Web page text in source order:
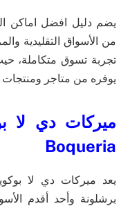
يضم دليل افضل اماكن
من الأسواق التقليدية
تجربة تسوق متكاملة،
يوفره من متاجر
Boqueria
يعد ميركات دي لا
برشلونة وأحد أقدم